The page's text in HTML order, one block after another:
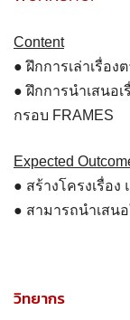
Content
● ฝึกการเล่าเรื่อง
● ฝึกการนำเสนอ
กรอบ FRAMES
Expected
● สร้างโครงเรื่อง
● สามารถนำเสน
วิทยากร